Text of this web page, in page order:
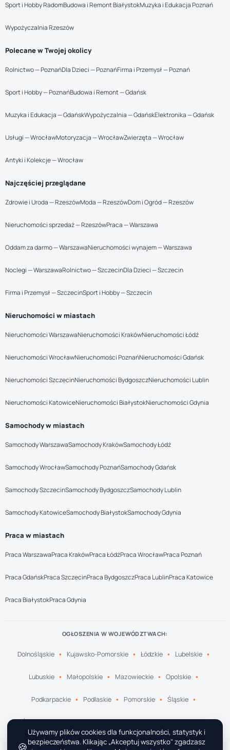
Sport i Hobby RadomBudowa i Remont BiałystokMuzyka i Edukacja Poznań
Wypożyczalnia Rzeszów
Polecane w Twojej okolicy
Rolnictwo — PoznańDla Dzieci — PoznańFirma i Przemysł — Poznań
Sport i Hobby — PoznańBudowa i Remont — Gdańsk
Muzyka i Edukacja — GdańskWypożyczalnia — GdańskElektronika — Gdańsk
Usługi — WrocławMotoryzacja — WrocławZwierzęta — Wrocław
Antyki i Kolekcje — Wrocław
Najczęściej przeglądane
Zdrowie i Uroda — RzeszówModa — RzeszówDom i Ogród — Rzeszów
Nieruchomości sprzedaż — RzeszówPraca — Warszawa
Oddam za darmo — WarszawaNieruchomości wynajem — Warszawa
Noclegi — WarszawaRolnictwo — SzczecinDla Dzieci — Szczecin
Firma i Przemysł — SzczecinSport i Hobby — Szczecin
Nieruchomości w miastach
Nieruchomości WarszawaNieruchomości KrakówNieruchomości Łódź
Nieruchomości WrocławNieruchomości PoznańNieruchomości Gdańsk
Nieruchomości SzczecinNieruchomości BydgoszczNieruchomości Lublin
Nieruchomości KatowiceNieruchomości BiałystokNieruchomości Gdynia
Samochody w miastach
Samochody WarszawaSamochody KrakówSamochody Łódź
Samochody WrocławSamochody PoznańSamochody Gdańsk
Samochody SzczecinSamochody BydgoszczSamochody Lublin
Samochody KatowiceSamochody BiałystokSamochody Gdynia
Praca w miastach
Praca WarszawaPraca KrakówPraca ŁódźPraca WrocławPraca Poznań
Praca GdańskPraca SzczecinPraca BydgoszczPraca LublinPraca Katowice
Praca BiałystokPraca Gdynia
OGŁOSZENIA W WOJEWÓDZTWACH:
Dolnośląskie Kujawsko-Pomorskie Łódzkie Lubelskie
Lubuskie Małopolskie Mazowieckie Opolskie
Podkarpackie Podlaskie Pomorskie Śląskie
Świętokrzyskie Warmińsko-Mazurskie Wielkopolskie
Zachodniopomorskie
🍪
Używamy plików cookies dla funkcjonalności, statystyk i
bezpieczeństwa. Klikając „Akceptuj wszystko" zgadzasz